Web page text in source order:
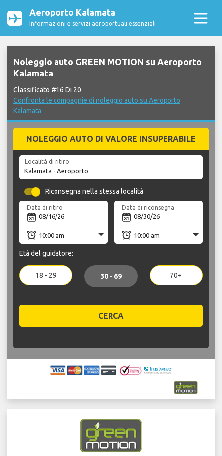
Aeroporto Kalamata
Informazioni e servizi aeroportuali essenziali
Noleggio auto GREEN MOTION su Aeroporto
Kalamata
Classificato #16 Di 20
Confronta le compagnie di noleggio auto su Aeroporto
Kalamata
NOLEGGIO AUTO DI VALORE INSUPERABILE
Località di ritiro
Riconsegna nella stessa località
Data di ritiro Data di riconsegna
Età del guidatore:
18 - 29 30 - 69 70+
CERCA